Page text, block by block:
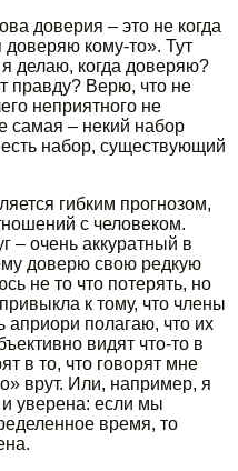
доверия – это не когда
доверяю кому-то». Тут
делаю, когда доверяю?
правду? Верю, что не
неприятного не
самая – некий набор
набор, существующий
гибким прогнозом,
с человеком.
– очень аккуратный в
доверю свою редкую
не то что потерять, но
к тому, что члены
априори полагаю, что их
видят что-то в
в то, что говорят мне
врут. Или, например, я
и уверена: если мы
время, то